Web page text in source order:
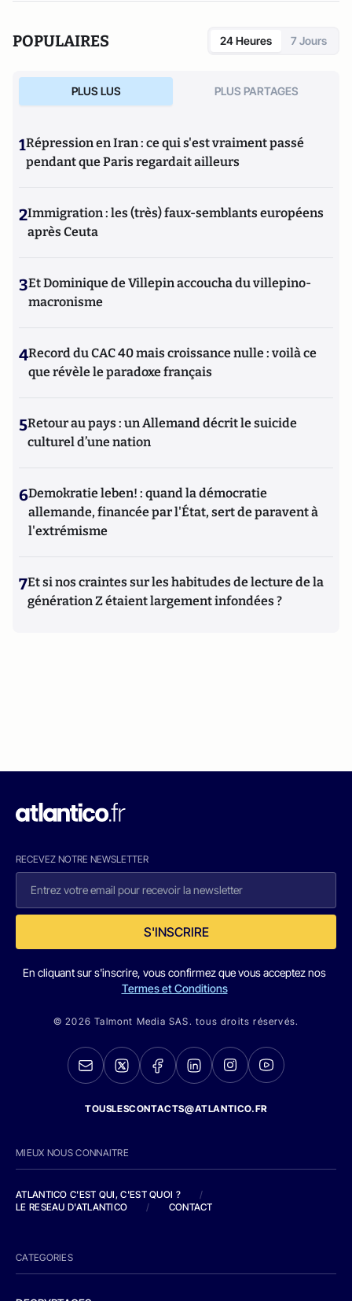
POPULAIRES 24 Heures 7 Jours
PLUS LUS PLUS PARTAGES
1Répression en Iran : ce qui s'est vraiment passé
pendant que Paris regardait ailleurs
2Immigration : les (très) faux-semblants européens
après Ceuta
3Et Dominique de Villepin accoucha du villepino-
macronisme
4Record du CAC 40 mais croissance nulle : voilà ce
que révèle le paradoxe français
5Retour au pays : un Allemand décrit le suicide
culturel d’une nation
6Demokratie leben! : quand la démocratie
allemande, financée par l'État, sert de paravent à
l'extrémisme
7Et si nos craintes sur les habitudes de lecture de la
génération Z étaient largement infondées ?
RECEVEZ NOTRE NEWSLETTER
S'INSCRIRE
En cliquant sur s'inscrire, vous confirmez que vous acceptez nos
Termes et Conditions
© 2026 Talmont Media SAS. tous droits réservés.
TOUSLESCONTACTS@ATLANTICO.FR
MIEUX NOUS CONNAITRE
ATLANTICO C'EST QUI, C'EST QUOI ?
/
LE RESEAU D'ATLANTICO
/ CONTACT
CATEGORIES